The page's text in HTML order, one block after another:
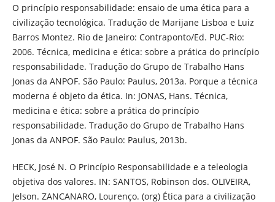
O princípio responsabilidade: ensaio de uma ética para a
civilização tecnológica. Tradução de Marijane Lisboa e Luiz
Barros Montez. Rio de Janeiro: Contraponto/Ed. PUC-Rio:
2006. Técnica, medicina e ética: sobre a prática do princípio
responsabilidade. Tradução do Grupo de Trabalho Hans
Jonas da ANPOF. São Paulo: Paulus, 2013a. Porque a técnica
moderna é objeto da ética. In: JONAS, Hans. Técnica,
medicina e ética: sobre a prática do princípio
responsabilidade. Tradução do Grupo de Trabalho Hans
Jonas da ANPOF. São Paulo: Paulus, 2013b.
HECK, José N. O Princípio Responsabilidade e a teleologia
objetiva dos valores. IN: SANTOS, Robinson dos. OLIVEIRA,
Jelson. ZANCANARO, Lourenço. (org) Ética para a civilização